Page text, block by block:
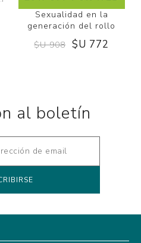
Sexualidad en la
generación del rollo
$U 908 $U 772
al boletín